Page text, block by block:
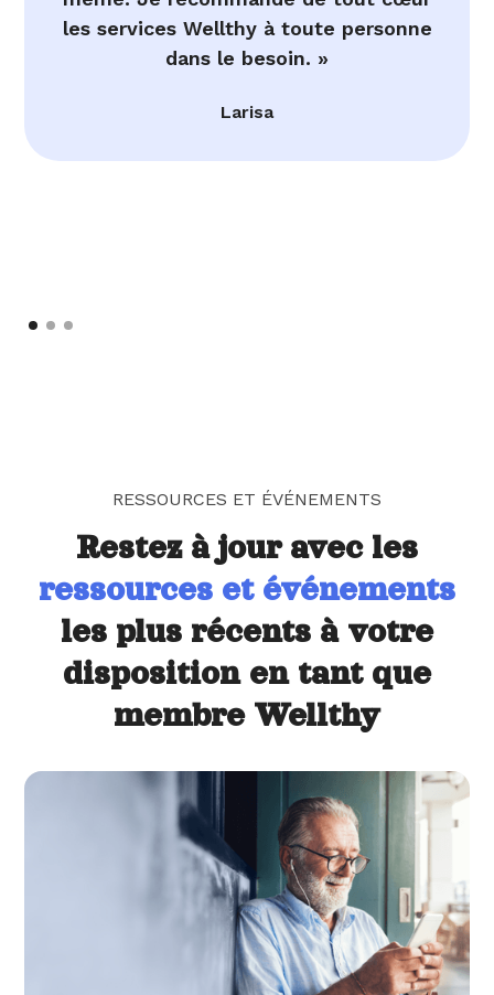
les services Wellthy à toute personne
dans le besoin. »
Larisa
RESSOURCES ET ÉVÉNEMENTS
Restez à jour avec les
ressources et événements
les plus récents à votre
disposition en tant que
membre Wellthy